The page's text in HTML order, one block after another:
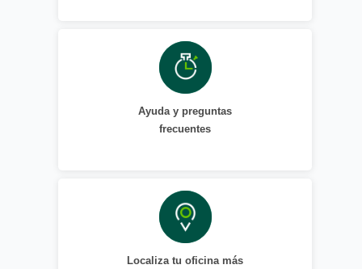
Ayuda y preguntas
frecuentes
Localiza tu oficina más